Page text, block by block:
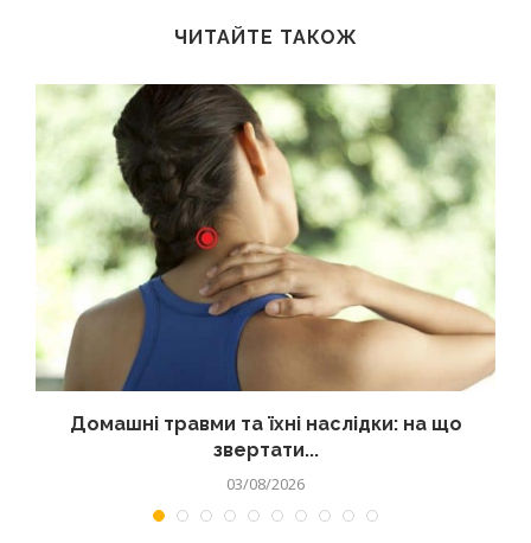
ЧИТАЙТЕ ТАКОЖ
Домашні травми та їхні наслідки: на що
звертати...
03/08/2026